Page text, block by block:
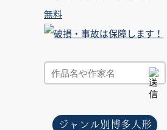
ジャンル別博多人形